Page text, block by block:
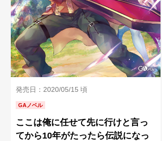
発売日：2020/05/15 頃
GAノベル
ここは俺に任せて先に行けと言っ
てから10年がたったら伝説になっ